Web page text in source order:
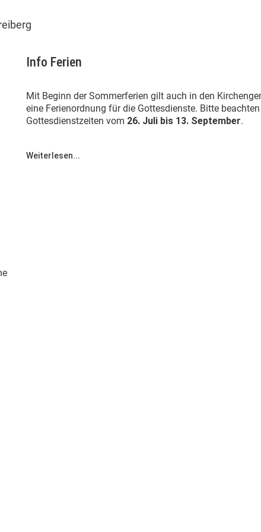
Info Ferien
Mit Beginn der Sommerferien gilt auch in den
eine Ferienordnung für die Gottesdienste. Bitte
Gottesdienstzeiten vom 26. Juli bis 13. September.
Weiterlesen...